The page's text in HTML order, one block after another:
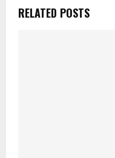
RELATED POSTS